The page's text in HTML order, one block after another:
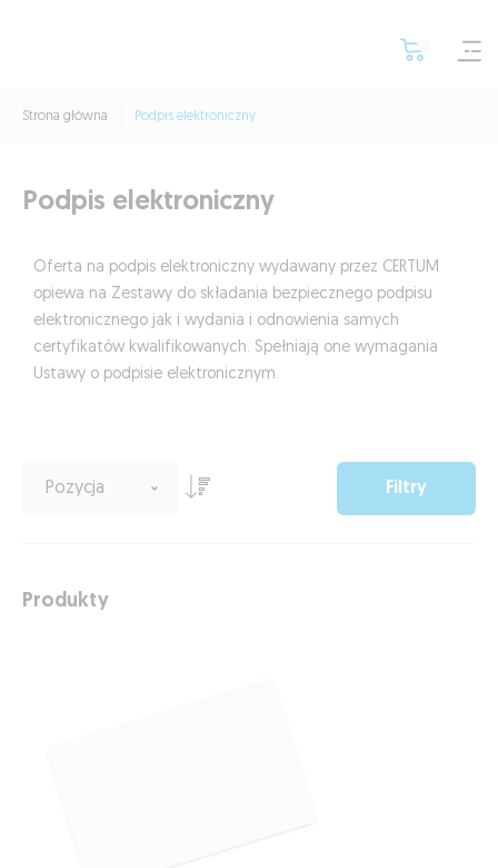
Strona główna Podpis elektroniczny
Podpis elektroniczny
Oferta na podpis elektroniczny wydawany przez CERTUM
opiewa na Zestawy do składania bezpiecznego podpisu
elektronicznego jak i wydania i odnowienia samych
certyfikatów kwalifikowanych. Spełniają one wymagania
Ustawy o podpisie elektronicznym.
Filtry
Produkty